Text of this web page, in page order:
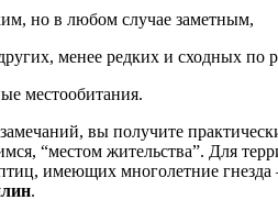
но в любом случае заметным,
менее редких и сходных
местообитания.
вы получите
“местом жительства”. Для
имеющих многолетние
.